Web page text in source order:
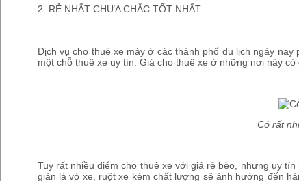
2. RẺ NHẤT CHƯA CHẮC TỐT NHẤT
Dịch vụ cho thuê xe máy ở các thành phố du lịch ngày
một chỗ thuê xe uy tín. Giá cho thuê xe ở những nơi này
Có rất
Tuy rất nhiều điểm cho thuê xe với giá rẻ bèo, nhưng uy
giản là vỏ xe, ruột xe kém chất lượng sẽ ảnh hưởng đến